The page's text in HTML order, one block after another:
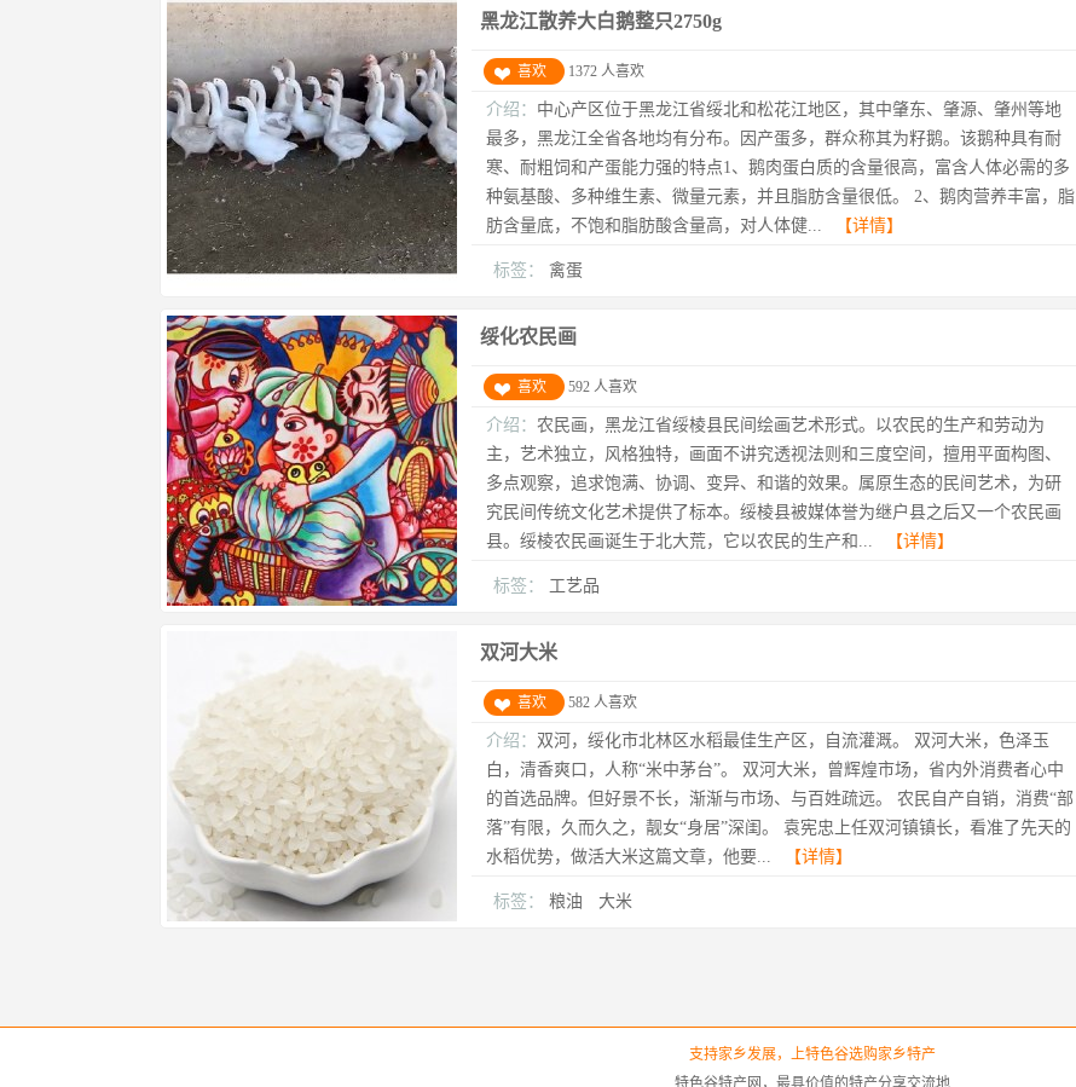
黑龙江散养大白鹅整只2750g
喜欢 1372 人喜欢
介绍： 中心产区位于黑龙江省绥北和松花江地区，其中肇东、肇源、肇州等地
最多，黑龙江全省各地均有分布。因产蛋多，群众称其为籽鹅。该鹅种具有耐
寒、耐粗饲和产蛋能力强的特点1、鹅肉蛋白质的含量很高，富含人体必需的多
种氨基酸、多种维生素、微量元素，并且脂肪含量很低。 2、鹅肉营养丰富，脂
肪含量底，不饱和脂肪酸含量高，对人体健...
【详情】
标签： 禽蛋
绥化农民画
喜欢 592 人喜欢
介绍： 农民画，黑龙江省绥棱县民间绘画艺术形式。以农民的生产和劳动为
主，艺术独立，风格独特，画面不讲究透视法则和三度空间，擅用平面构图、
多点观察，追求饱满、协调、变异、和谐的效果。属原生态的民间艺术，为研
究民间传统文化艺术提供了标本。绥棱县被媒体誉为继户县之后又一个农民画
县。绥棱农民画诞生于北大荒，它以农民的生产和...
【详情】
标签： 工艺品
双河大米
喜欢 582 人喜欢
介绍： 双河，绥化市北林区水稻最佳生产区，自流灌溉。 双河大米，色泽玉
白，清香爽口，人称“米中茅台”。 双河大米，曾辉煌市场，省内外消费者心中
的首选品牌。但好景不长，渐渐与市场、与百姓疏远。 农民自产自销，消费“部
落”有限，久而久之，靓女“身居”深闺。 袁宪忠上任双河镇镇长，看准了先天的
水稻优势，做活大米这篇文章，他要...
【详情】
标签： 粮油 大米
支持家乡发展，上特色谷选购家乡特产
特色谷特产网，最具价值的特产分享交流地